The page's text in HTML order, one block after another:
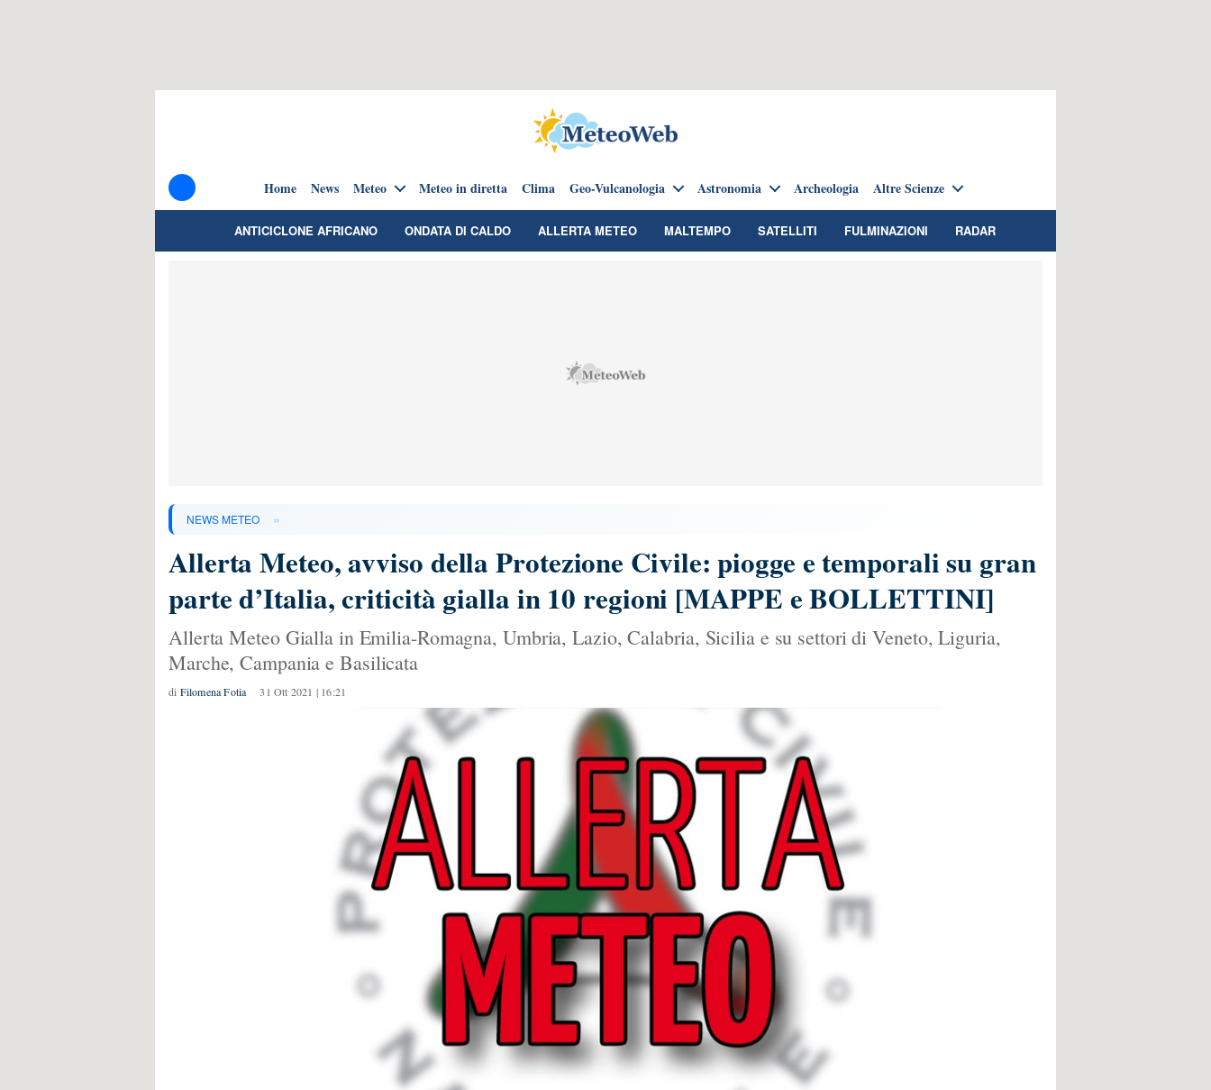
Home News Meteo Meteo in diretta Clima Geo-Vulcanologia Astronomia Archeologia Altre Scienze
ANTICICLONE AFRICANO ONDATA DI CALDO ALLERTA METEO MALTEMPO SATELLITI FULMINAZIONI RADAR
NEWS METEO »
Allerta Meteo, avviso della Protezione Civile: piogge e temporali su gran
parte d’Italia, criticità gialla in 10 regioni [MAPPE e BOLLETTINI]
Allerta Meteo Gialla in Emilia-Romagna, Umbria, Lazio, Calabria, Sicilia e su settori di Veneto, Liguria,
Marche, Campania e Basilicata
di Filomena Fotia 31 Ott 2021 | 16:21